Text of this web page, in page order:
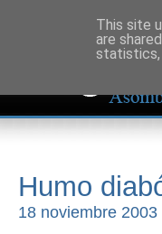
Humo
18 noviembre 2003
This site
are
statistics,